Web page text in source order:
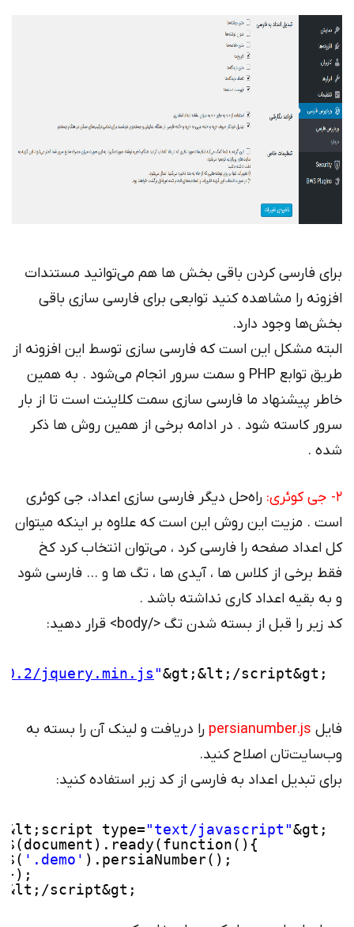
برای فارسی کردن باقی بخش ها هم می‌توانید مستندات
افزونه را مشاهده کنید توابعی برای فارسی سازی باقی
بخش‌ها وجود دارد.
البته مشکل این است که فارسی سازی توسط این افزونه از
طریق توابع PHP و سمت سرور انجام می‌شود . به همین
خاطر پیشنهاد ما فارسی سازی سمت کلاینت است تا از بار
سرور کاسته شود . در ادامه برخی از همین روش ها ذکر
شده .
2- جی کوئری:
راه‌حل دیگر فارسی سازی اعداد، جی کوئری
است . مزیت این روش این است که علاوه بر اینکه میتوان
کل اعداد صفحه را فارسی کرد ، می‌توان انتخاب کرد کخ
فقط برخی از کلاس ها ، آیدی ها ، تگ ها و … فارسی شود
و به بقیه اعداد کاری نداشته باشد .
کد زیر را قبل از بسته شدن تگ </body> قرار دهید:
jquery.min.js "&gt;&lt;/script&gt;
فایل persianumber.js را دریافت و لینک آن را بسته به
وب‌سایت‌تان اصلاح کنید.
برای تبدیل اعداد به فارسی از کد زیر استفاده کنید:
&lt;script type="text/javascript"&gt;
$(document).ready(function(){
$( '.demo' ).persiaNumber();
});
&lt;/script&gt;